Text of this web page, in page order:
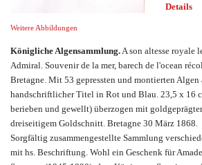
Weitere Abbildungen
Details
Königliche Algensammlung. A son altesse royale
Admiral. Souvenir de la mer, barech de l'ocean
Bretagne. Mit 53 gepressten und montierten
handschriftlicher Titel in Rot und Blau. 23,5 x 16
berieben und gewellt) überzogen mit
dreiseitigem Goldschnitt. Bretagne 30 März 1868.
Sorgfältig zusammengestellte Sammlung
mit hs. Beschriftung. Wohl ein Geschenk für